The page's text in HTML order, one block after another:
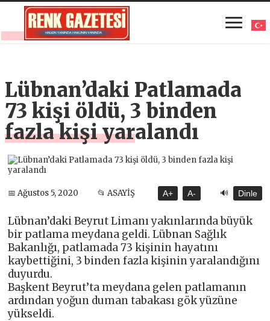
Lübnan’daki Patlamada
73 kişi öldü, 3 binden
fazla kişi yaralandı
📅 Ağustos 5, 2020 📂 ASAYİŞ A+ A- 🔊 Dinle
Lübnan’daki Beyrut Limanı yakınlarında büyük
bir patlama meydana geldi. Lübnan Sağlık
Bakanlığı, patlamada 73 kişinin hayatını
kaybettiğini, 3 binden fazla kişinin yaralandığını
duyurdu.
Başkent Beyrut’ta meydana gelen patlamanın
ardından yoğun duman tabakası gök yüzüne
yükseldi.